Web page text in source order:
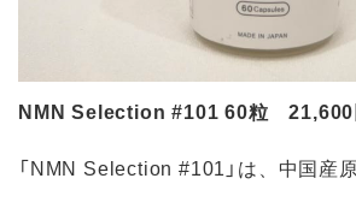
NMN Selection #101 60粒 21,600円
「NMN Selection #101」は、中国産